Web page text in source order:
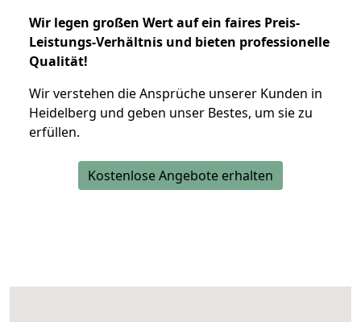
Wir legen großen Wert auf ein faires Preis-
Leistungs-Verhältnis und bieten professionelle
Qualität!
Wir verstehen die Ansprüche unserer Kunden in
Heidelberg und geben unser Bestes, um sie zu
erfüllen.
Kostenlose Angebote erhalten